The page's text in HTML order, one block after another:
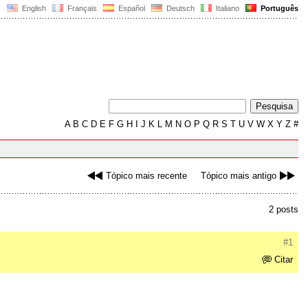
English Français Español Deutsch Italiano Português
AB C D E F G H J K L M N O P Q R S T U V W X Y Z #
Tópico mais recente Tópico mais antigo
2 posts
#1
Citar